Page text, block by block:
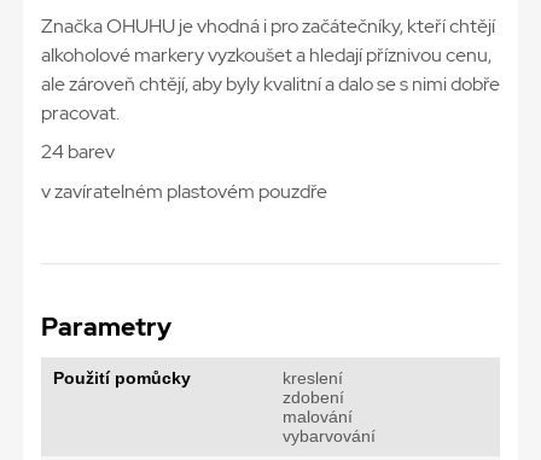
Značka OHUHU je vhodná i pro začátečníky, kteří chtějí
alkoholové markery vyzkoušet a hledají příznivou cenu,
ale zároveň chtějí, aby byly kvalitní a dalo se s nimi dobře
pracovat.
24 barev
v zavíratelném plastovém pouzdře
Parametry
Použití pomůcky
kreslení
zdobení
malování
vybarvování